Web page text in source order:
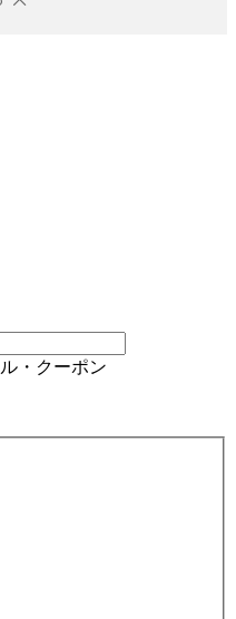
・クーポン